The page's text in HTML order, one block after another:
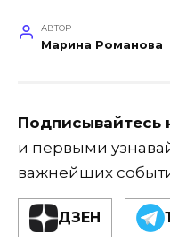
АВТОР
Марина Романова
Подписывайтесь
и первыми
важнейших
ДЗЕН